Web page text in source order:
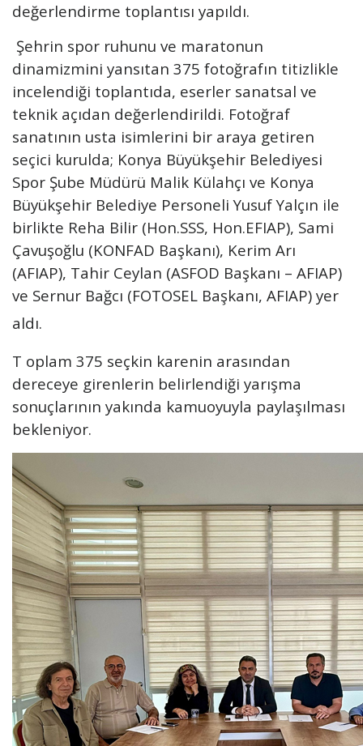
değerlendirme toplantısı yapıldı.
Şehrin spor ruhunu ve maratonun
dinamizmini yansıtan 375 fotoğrafın titizlikle
incelendiği toplantıda, eserler sanatsal ve
teknik açıdan değerlendirildi. Fotoğraf
sanatının usta isimlerini bir araya getiren
seçici kurulda; Konya Büyükşehir Belediyesi
Spor Şube Müdürü Malik Külahçı ve Konya
Büyükşehir Belediye Personeli Yusuf Yalçın ile
birlikte Reha Bilir (Hon.SSS, Hon.EFIAP), Sami
Çavuşoğlu (KONFAD Başkanı), Kerim Arı
(AFIAP), Tahir Ceylan (ASFOD Başkanı – AFIAP)
ve Sernur Bağcı (FOTOSEL Başkanı, AFIAP) yer
aldı.
T oplam 375 seçkin karenin arasından
dereceye girenlerin belirlendiği yarışma
sonuçlarının yakında kamuoyuyla paylaşılması
bekleniyor.